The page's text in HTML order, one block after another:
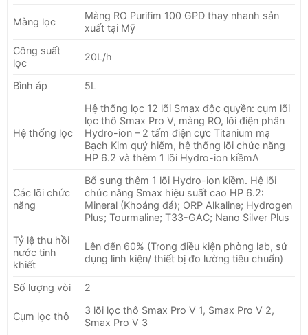
Màng lọc
Màng RO Purifim 100 GPD thay nhanh sản
xuất tại Mỹ
Công suất
lọc
20L/h
Bình áp 5L
Hệ thống lọc
Hệ thống lọc 12 lõi Smax độc quyền: cụm lõi
lọc thô Smax Pro V, màng RO, lõi điện phân
Hydro-ion – 2 tấm điện cực Titanium mạ
Bạch Kim quý hiếm, hệ thống lõi chức năng
HP 6.2 và thêm 1 lõi Hydro-ion kiềmA
Các lõi chức
năng
Bổ sung thêm 1 lõi Hydro-ion kiềm. Hệ lõi
chức năng Smax hiệu suất cao HP 6.2:
Mineral (Khoáng đá); ORP Alkaline; Hydrogen
Plus; Tourmaline; T33-GAC; Nano Silver Plus
Tỷ lệ thu hồi
nước tinh
khiết
Lên đến 60% (Trong điều kiện phòng lab, sử
dụng linh kiện/ thiết bị đo lường tiêu chuẩn)
Số lượng vòi 2
Cụm lọc thô
3 lõi lọc thô Smax Pro V 1, Smax Pro V 2,
Smax Pro V 3